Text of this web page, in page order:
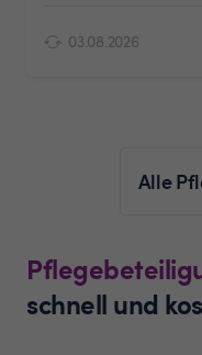
03.08.2026
Alle
schnell und